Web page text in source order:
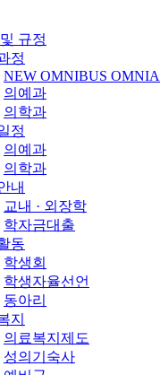
규정
정
NEW OMNIBUS OMNIA
의예과
의학과
정
의예과
의학과
내
교내 · 외장학
학자금대출
동
학생회
학생자율선언
동아리
지
의료복지제도
성의기숙사